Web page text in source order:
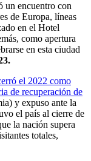
un encuentro con
de Europa, líneas
en el Hotel
como apertura
en esta ciudad
el 2022 como
de recuperación de
y expuso ante la
el país al cierre de
la nación supera
totales,